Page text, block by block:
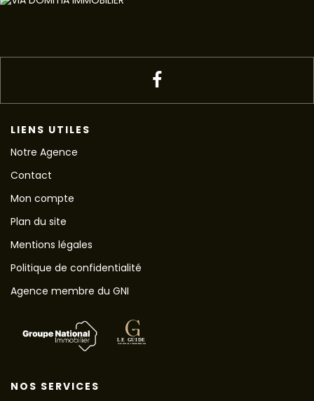
LIENS UTILES
Notre Agence
Contact
Mon compte
Plan du site
Mentions légales
Politique de confidentialité
Agence membre du GNI
NOS SERVICES